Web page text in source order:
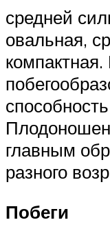
средней
овальная,
главным
разного
Побеги